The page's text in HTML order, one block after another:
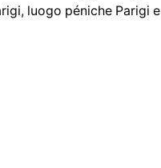
luogo péniche Parigi e